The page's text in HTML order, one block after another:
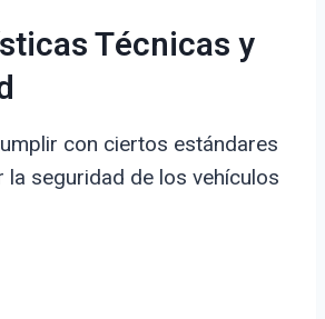
Técnicas y
con ciertos estándares
la seguridad de los vehículos